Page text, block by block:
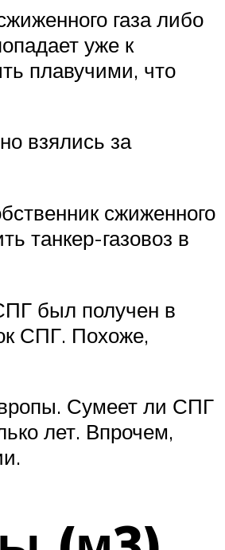
газа либо
уже к
плавучими, что
взялись за
сжиженного
танкер-газовоз в
был получен в
СПГ. Похоже,
Сумеет ли СПГ
лет. Впрочем,